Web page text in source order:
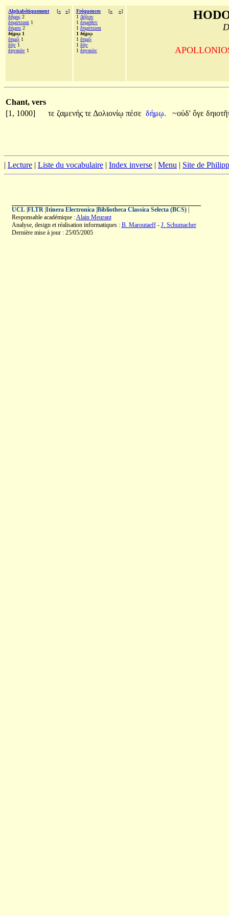
Alphabétiquement [« »]
δῆμος 2
δημότεραι 1
δήμου 2
δήμῳ 1
δημῷ 1
δὴν 1
δηναιὸν 1
Fréquences [« »]
1 Δῆλον
1 δημόθεν
1 δημότεραι
1 δήμῳ
1 δημῷ
1 δὴν
1 δηναιὸν
Chant, vers
[1, 1000]
τε ζαμενής τε Δολιονίῳ πέσε δήμῳ. ~οὐδ' ὅγε
| Lecture | Liste du vocabulaire | Index inverse | Menu | Site de
UCL| FLTR| Itinera Electronica| Bibliotheca Classica Selecta (BCS)|
Responsable académique :Alain Meurant
Analyse, design et réalisation informatiques : B. Maroutaeff- J. Schumacher
Dernière mise à jour : 25/05/2005